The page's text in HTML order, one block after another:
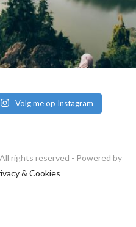
Volg me op Instagram
rights reserved - Powered by
& Cookies